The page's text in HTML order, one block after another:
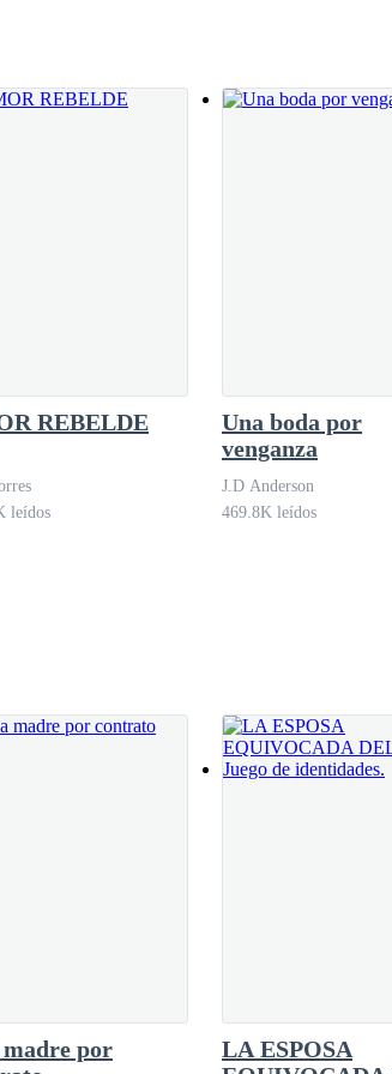
los designios de la mayoría y adquirir el
REBELDE
leídos
Una boda por
venganza
J.D Anderson
469.8K leídos
madre por
LA ESPOSA